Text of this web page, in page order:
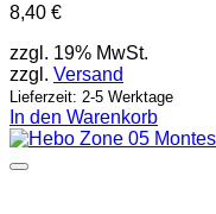
8,40 €
zzgl. 19% MwSt.
zzgl. Versand
Lieferzeit: 2-5 Werktage
In den Warenkorb